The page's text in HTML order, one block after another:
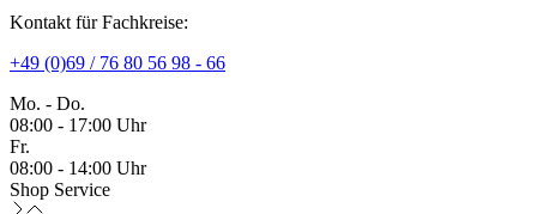
Kontakt für Fachkreise:
+49 (0)69 / 76 80 56 98 - 66
Mo. - Do.
08:00 - 17:00 Uhr
Fr.
08:00 - 14:00 Uhr
Shop Service